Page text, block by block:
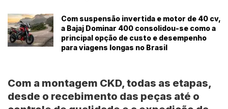
Com suspensão invertida e motor de 40 cv,
a Bajaj Dominar 400 consolidou-se como a
principal opção de custo e desempenho
para viagens longas no Brasil
Com a montagem CKD, todas as etapas,
desde o recebimento das peças até o